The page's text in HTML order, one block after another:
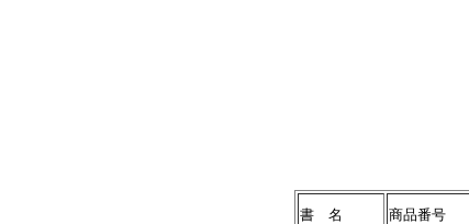
書 名 商品番号